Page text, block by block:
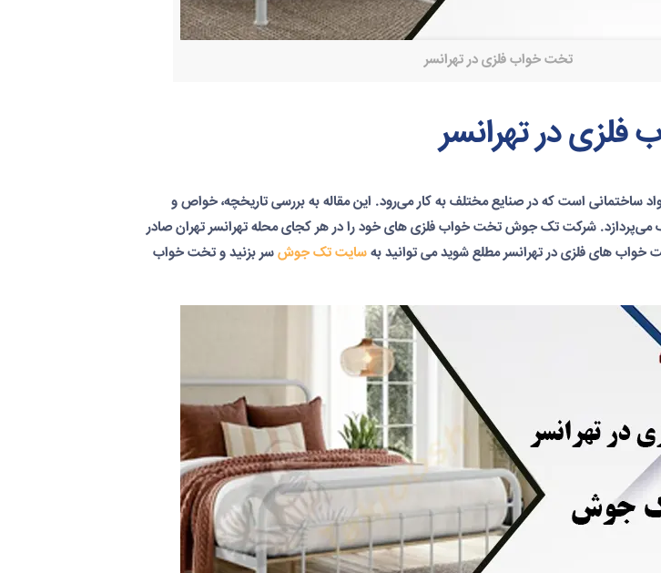
تخت خواب فلزی در تهرانسر
در تهرانسر
ساختمانی است که در صنایع مختلف به کار می‌رود. این مقاله به بررسی تاریخچه، خواص و
می‌پردازد. شرکت تک جوش تخت خواب فلزی های خود را در هر کجای محله تهرانسر تهران صادر
خواب های فلزی در تهرانسر مطلع شوید می توانید بهسایت تک جوشسر بزنید و تخت خواب